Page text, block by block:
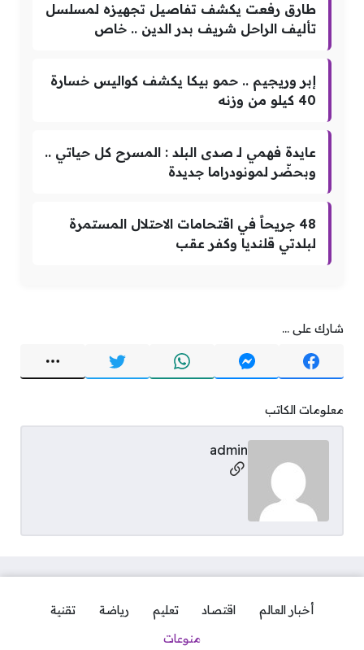
طارق رفعت يكشف تفاصيل تجهيزه لمسلسل
تأليف الراحل شريف بدر الدين .. خاص
إبر وريجيم .. حمو بيكا يكشف كواليس خسارة
40 كيلو من وزنه
عايدة فهمي لـ صدى البلد : المسرح كل حياتي ..
وبحضّر لمونودراما جديدة
48 جريحاً في اقتحامات الاحتلال المستمرة
لبلدتي قلنديا وكفر عقب
شارك على ...
معلومات الكاتب
admin
مواقع التواصل
أخبار العالم اقتصاد تعليم رياضة
تقنية
منوعات